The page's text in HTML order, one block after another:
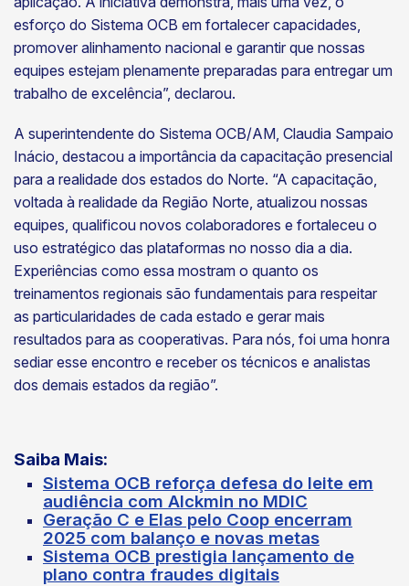
esforço do Sistema OCB em fortalecer capacidades,
promover alinhamento nacional e garantir que nossas
equipes estejam plenamente preparadas para entregar um
trabalho de excelência”, declarou.
A superintendente do Sistema OCB/AM, Claudia Sampaio
Inácio, destacou a importância da capacitação presencial
para a realidade dos estados do Norte. “A capacitação,
voltada à realidade da Região Norte, atualizou nossas
equipes, qualificou novos colaboradores e fortaleceu o
uso estratégico das plataformas no nosso dia a dia.
Experiências como essa mostram o quanto os
treinamentos regionais são fundamentais para respeitar
as particularidades de cada estado e gerar mais
resultados para as cooperativas. Para nós, foi uma honra
sediar esse encontro e receber os técnicos e analistas
dos demais estados da região”.
Saiba Mais:
Sistema OCB reforça defesa do leite em
audiência com Alckmin no MDIC
Geração C e Elas pelo Coop encerram
2025 com balanço e novas metas
Sistema OCB prestigia lançamento de
plano contra fraudes digitais